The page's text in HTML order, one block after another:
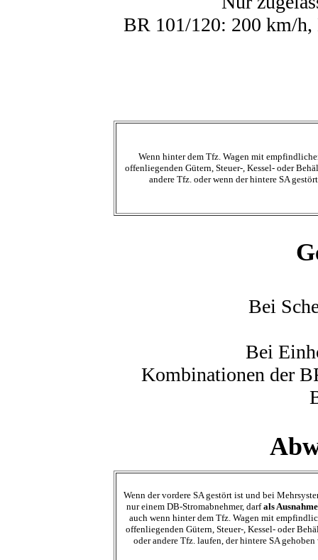
BR 101/120: 200 km/
Wenn hinter dem Tfz. Wagen mit
offenliegenden Gütern, Steuer-, Kessel- oder
andere Tfz. oder wenn der hintere SA
Bei
Bei
Kombinationen der
Wenn der vordere SA gestört ist und bei
nur einem DB-Stromabnehmer, darfals
auch wenn hinter dem Tfz. Wagen mit
offenliegenden Gütern, Steuer-, Kessel- oder
oder andere Tfz. laufen, der hintere SA gehoben